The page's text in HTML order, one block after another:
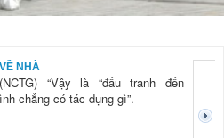
VỀ NHÀ
(NCTG) “Vậy là “đấu tranh đến
chẳng có tác dụng gì”.